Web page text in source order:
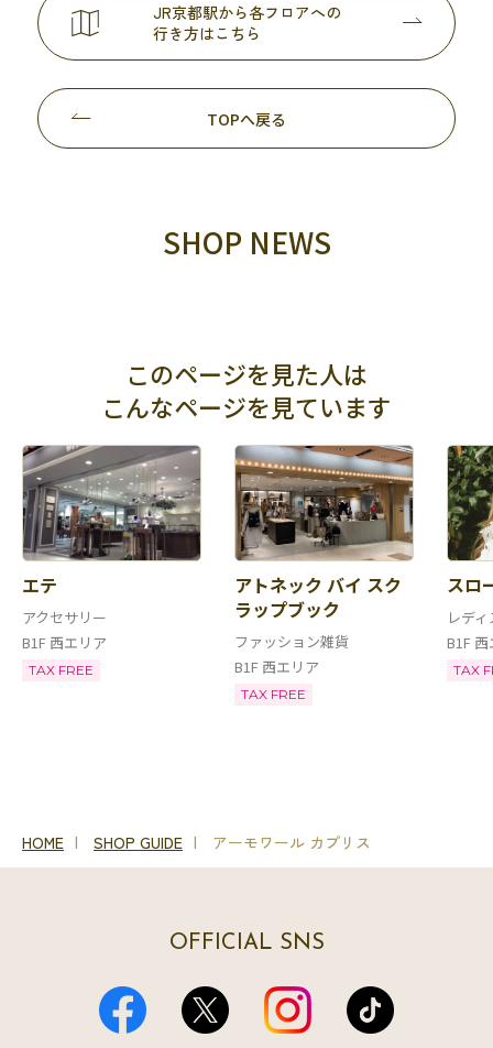
JR京都駅から各フロアへの
行き方はこちら
TOPへ戻る
SHOP NEWS
このページを見た人は
こんなページを見ています
エテ
アクセサリー
B1F 西エリア
TAX FREE
アトネック バイ スク
ラップブック
ファッション雑貨
B1F 西エリア
TAX FREE
スロ
レデ
B1F
TAX
HOME SHOP GUIDE アーモワール カプリス
OFFICIAL SNS